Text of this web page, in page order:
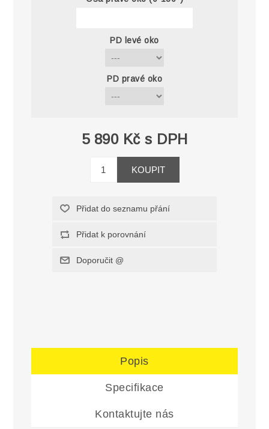
PD levé oko
PD pravé oko
5 890 Kč s DPH
Popis
Specifikace
Kontaktujte nás